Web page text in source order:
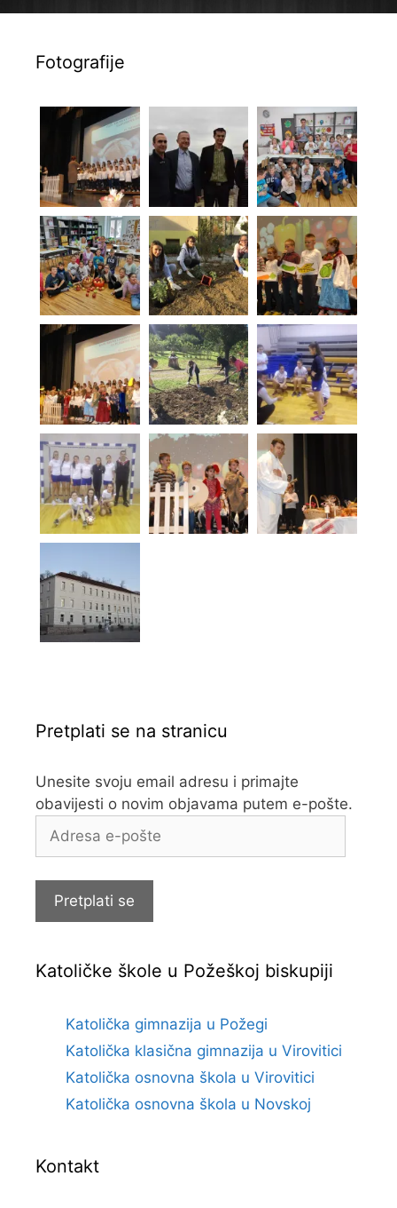
Fotografije
Pretplati se na stranicu
Unesite svoju email adresu i primajte
obavijesti o novim objavama putem e-pošte.
Adresa
Pretplati se
Katoličke škole u Požeškoj biskupiji
Katolička gimnazija u Požegi
Katolička klasična gimnazija u Virovitici
Katolička osnovna škola u Virovitici
Katolička osnovna škola u Novskoj
Kontakt